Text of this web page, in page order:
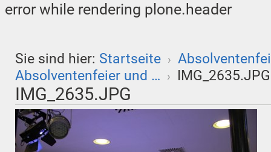
error while rendering plone.header
Sie sind hier: Startseite ›
Absolventenfeier und … › IMG_2635.JPG
IMG_2635.JPG